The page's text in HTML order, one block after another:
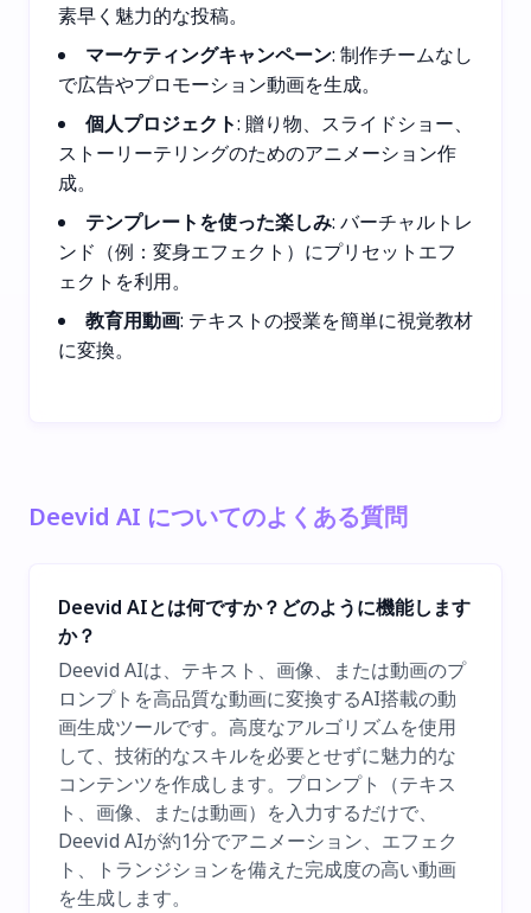
素早く魅力的な投稿。
マーケティングキャンペーン: 制作チームなし
で広告やプロモーション動画を生成。
個人プロジェクト: 贈り物、スライドショー、
ストーリーテリングのためのアニメーション作
成。
テンプレートを使った楽しみ: バーチャルトレ
ンド（例：変身エフェクト）にプリセットエフ
ェクトを利用。
教育用動画: テキストの授業を簡単に視覚教材
に変換。
Deevid AI についてのよくある質問
Deevid AIとは何ですか？どのように機能します
か？
Deevid AIは、テキスト、画像、または動画のプ
ロンプトを高品質な動画に変換するAI搭載の動
画生成ツールです。高度なアルゴリズムを使用
して、技術的なスキルを必要とせずに魅力的な
コンテンツを作成します。プロンプト（テキス
ト、画像、または動画）を入力するだけで、
Deevid AIが約1分でアニメーション、エフェク
ト、トランジションを備えた完成度の高い動画
を生成します。